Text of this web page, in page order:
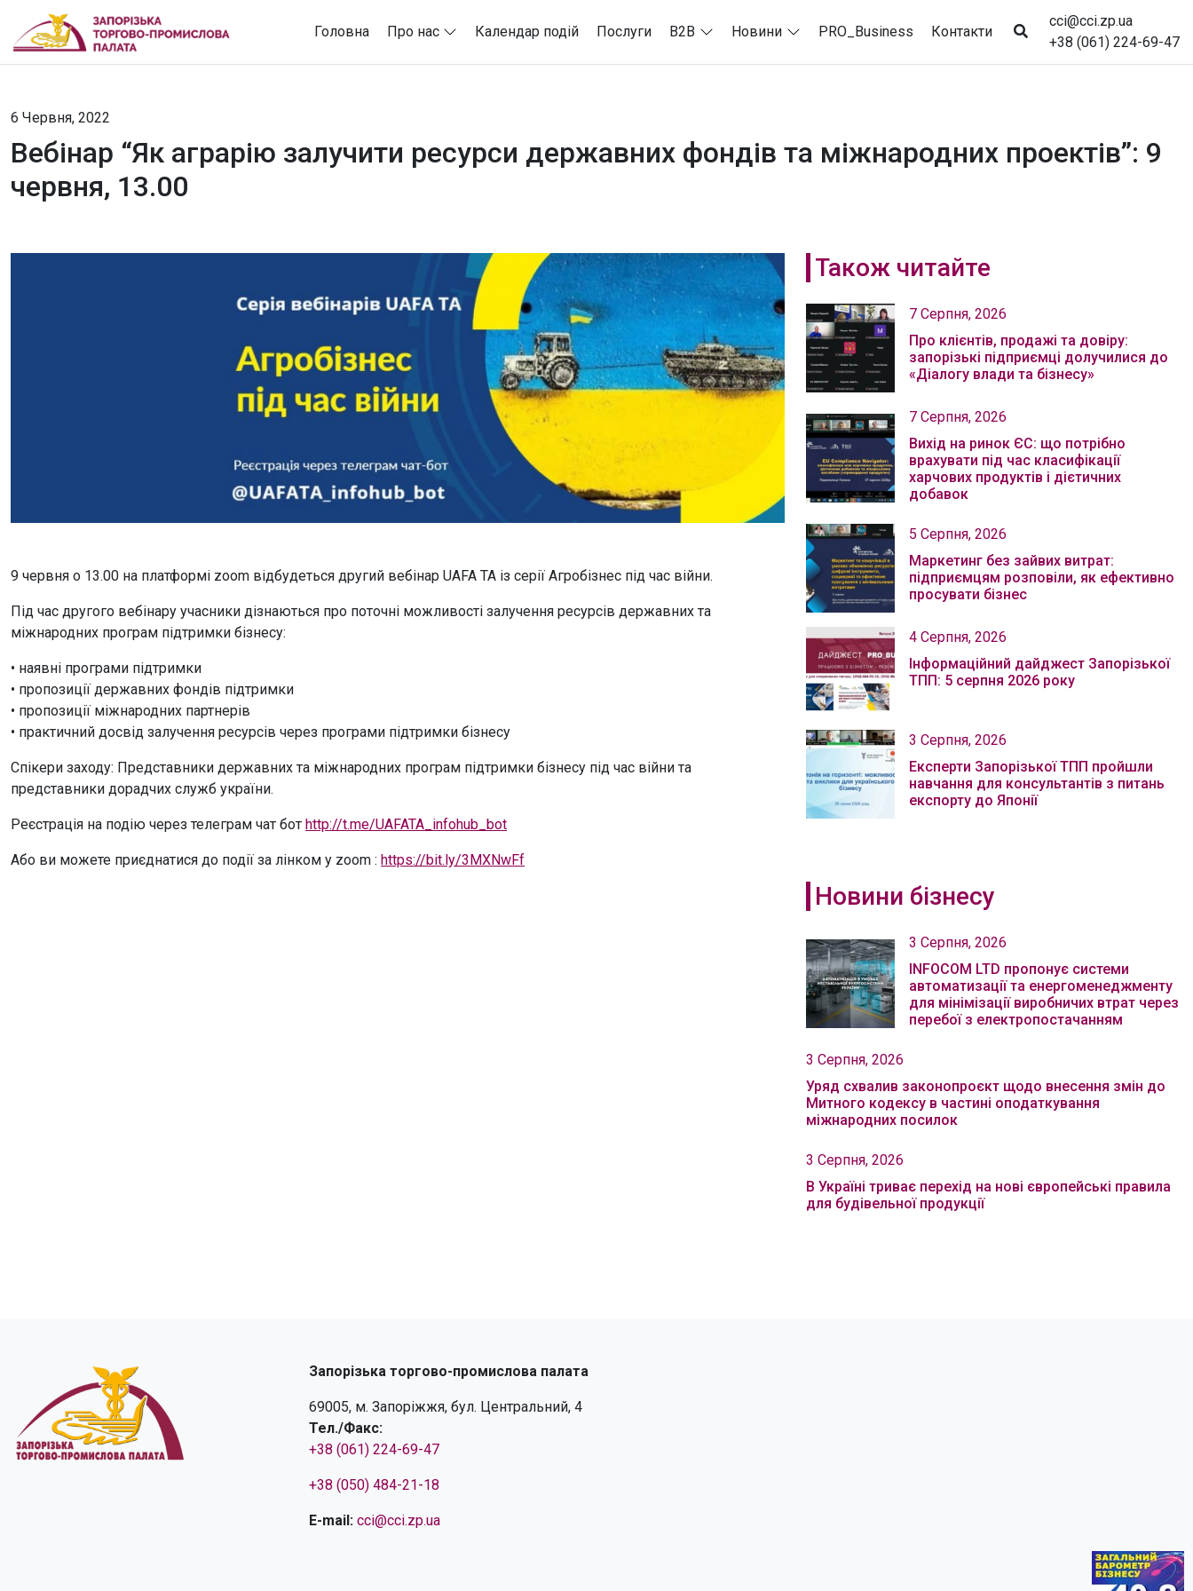
Головна Про нас Календар подій Послуги B2B Новини PRO_Business Контакти
cci@cci.zp.ua
+38 (061) 224-69-47
6 Червня, 2022
Вебінар “Як аграрію залучити ресурси державних фондів та міжнародних проектів”: 9
червня, 13.00
9 червня о 13.00 на платформі zoom відбудеться другий вебінар UAFA TA із серії Агробізнес під час війни.
Під час другого вебінару учасники дізнаються про поточні можливості залучення ресурсів державних та
міжнародних програм підтримки бізнесу:
• наявні програми підтримки
• пропозиції державних фондів підтримки
• пропозиції міжнародних партнерів
• практичний досвід залучення ресурсів через програми підтримки бізнесу
Спікери заходу: Представники державних та міжнародних програм підтримки бізнесу під час війни та
представники дорадчих служб україни.
Реєстрація на подію через телеграм чат бот http://t.me/UAFATA_infohub_bot
Або ви можете приєднатися до події за лінком у zoom : https://bit.ly/3MXNwFf
Також читайте
7 Серпня, 2026
Про клієнтів, продажі та довіру:
запорізькі підприємці долучилися до
«Діалогу влади та бізнесу»
7 Серпня, 2026
Вихід на ринок ЄС: що потрібно
врахувати під час класифікації
харчових продуктів і дієтичних
добавок
5 Серпня, 2026
Маркетинг без зайвих витрат:
підприємцям розповіли, як ефективно
просувати бізнес
4 Серпня, 2026
Інформаційний дайджест Запорізької
ТПП: 5 серпня 2026 року
3 Серпня, 2026
Експерти Запорізької ТПП пройшли
навчання для консультантів з питань
експорту до Японії
Новини бізнесу
3 Серпня, 2026
INFOCOM LTD пропонує системи
автоматизації та енергоменеджменту
для мінімізації виробничих втрат через
перебої з електропостачанням
3 Серпня, 2026
Уряд схвалив законопроєкт щодо внесення змін до
Митного кодексу в частині оподаткування
міжнародних посилок
3 Серпня, 2026
В Україні триває перехід на нові європейські правила
для будівельної продукції
Запорізька торгово-промислова палата
69005, м. Запоріжжя, бул. Центральний, 4
Тел./Факс:
+38 (061) 224-69-47
+38 (050) 484-21-18
E-mail: cci@cci.zp.ua